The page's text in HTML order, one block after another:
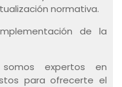
normativa.
de la
expertos en
para ofrecerte el